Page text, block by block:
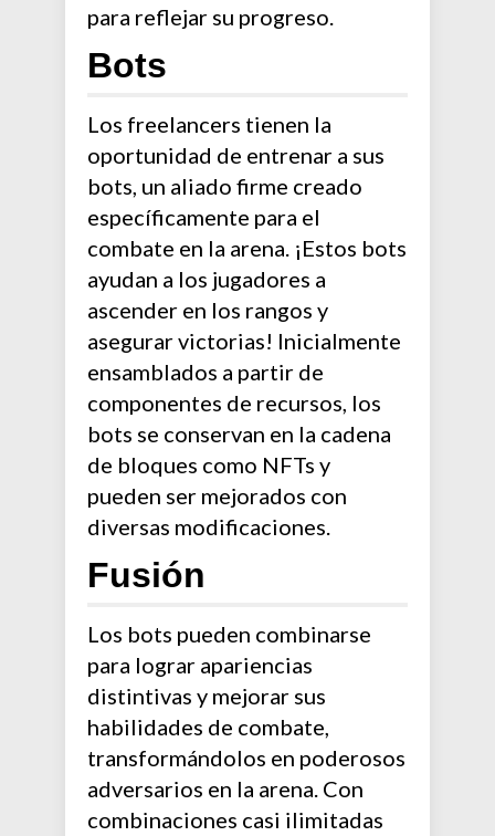
para reflejar su progreso.
Bots
Los freelancers tienen la
oportunidad de entrenar a sus
bots, un aliado firme creado
específicamente para el
combate en la arena. ¡Estos bots
ayudan a los jugadores a
ascender en los rangos y
asegurar victorias! Inicialmente
ensamblados a partir de
componentes de recursos, los
bots se conservan en la cadena
de bloques como NFTs y
pueden ser mejorados con
diversas modificaciones.
Fusión
Los bots pueden combinarse
para lograr apariencias
distintivas y mejorar sus
habilidades de combate,
transformándolos en poderosos
adversarios en la arena. Con
combinaciones casi ilimitadas